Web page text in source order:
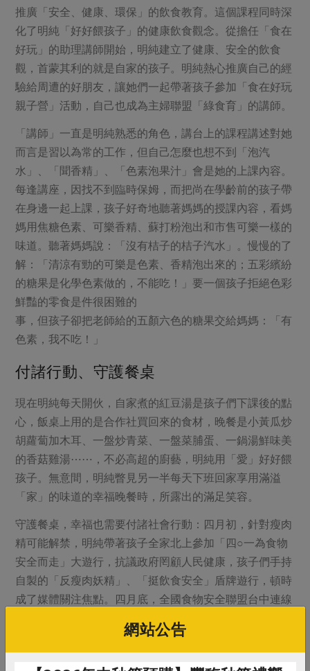
推廣「安全、健康、環保」的飲食教育。這個課程同時深
化了明純「好好餵孩子」的健康飲食觀念。從擔任「食在
好玩」的助理講師開始，明純建立了健康、安全的飲食
觀，首蒙其利的就是自家的孩子。明純熱心推廣自己的經
驗給周遭的好朋友，讓她們一起帶著孩子參加「食在好玩
親子營」活動，自己也成為主婦聯盟「綠食育」的講師。
「講師」一直是明純熟悉的角色，講台上的課程講述對她
而言是習以為常的工作，但自己怎麼也想不到「泡汽
水」、「聞香精」、「色素泡果汁」會是她的上課內容。
每逢講座，因找不到臨時保姆，而把尚在學齡前的孩子帶
在身邊一起上課，孩子好奇地聽著媽媽的授課內容，看媽
媽用焦糖色素、可樂香精、蘇打粉泡出和市售可樂一樣的
味道。聽著媽媽說：「沒有桔子的桔子汽水」。慢慢的了
解：「清涼有勁的可樂是色素、香精泡出來的；五彩繽紛
的糖果是化學色素做的，不能吃！」要一個孩子拒絕色彩
鮮豔的零食是件很困難的
事，但孩子卻把老師給的五顏六色的糖果交給媽媽：「有
色素，我不吃！」
付諸行動、守護餐桌
現在明純每天開伙，自家煮的紅豆湯是孩子們下課後的點
心，飯桌上用的是合作社買回來的食材，晚餐是小黃瓜炒
胡蘿蔔加木耳、一盤炒青菜、一盤菜脯蛋、一鍋湯鮮味美
的香菇雞湯⋯⋯，不必高超的廚藝，明純用「愛」好好餵
孩子。無意間，明純瞥見另一半每天下班回家享用滿溢
「家」的味道的幸福晚餐時，所露出的滿足笑容。
守護餐桌，幸福也需要付諸社會行動：四月初，針對瘦肉
精可能解禁，明純帶著孩子全家北上參加「四○一為食物
安全而走」大遊行，抗議政府罔顧人民健康，孩子們手持
自製的「反瘦肉妖精」、「挺飲食安全」盾牌遊行，頓時
成了媒體關注焦點。四月底，全國食物安全聯盟台中連線
媽媽們一起走進市場，向婆婆媽媽們宣導瘦肉精對人體的
危害，呼籲大眾打電話給選區立委，要求反對瘦肉精法
網站公告